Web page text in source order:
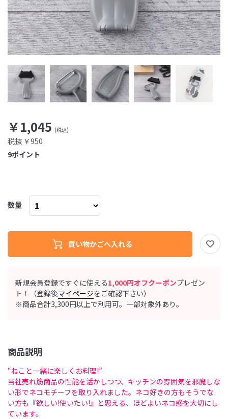
新規会員登録ですぐに使える1,000円オフクーポンプレゼン
ト！（登録後マイページをご確認下さい）
※商品合計3,300円以上で利用可。一部対象外あり。
商品説明
“ねこと一緒に楽しくお料理!”
当社売れ筋商品の性能を活かしつつ、キッチンの雰囲気を邪魔しな
い形でネコモチーフを取り入れました。ネコ好きの方もそうでな
い方も『欲しい!使いたい!』と思える、ほどよいネコ感を大切にし
ています。
￥1,045
税抜 ￥950
ポイント
9
数量